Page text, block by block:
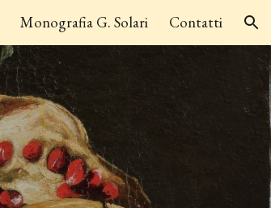
Monografia G. Solari Contatti